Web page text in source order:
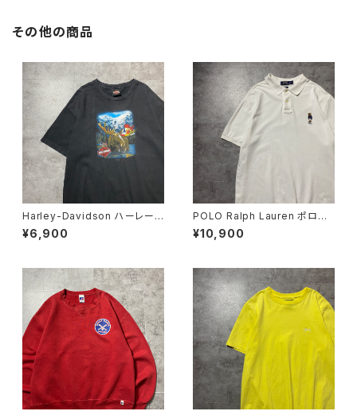
その他の商品
Harley-Davidson ハーレーダ
ビッドソン ヘラジカ プリン
ト コピーライト2016 ブラッ
¥6,900
POLO Ralph Lauren ポロラ
ルフローレン ポロベア 刺繍
ワンポイント ホワイト 白 T
¥10,900